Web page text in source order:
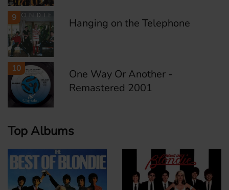
9 Hanging on the Telephone
10
One Way Or Another -
Remastered 2001
Top Albums